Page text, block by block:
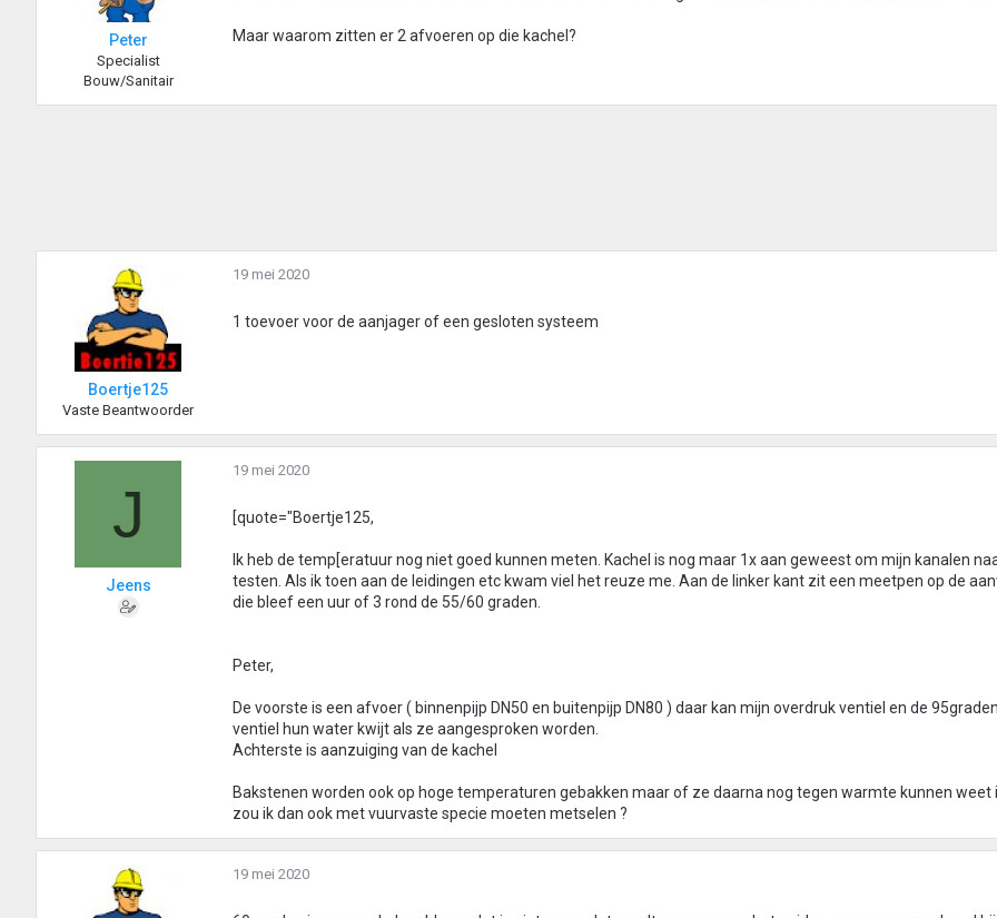
Peter
Specialist
Bouw/Sanitair
Maar waarom zitten er 2 afvoeren op die kachel?
Boertje125
Vaste Beantwoorder
19 mei 2020
1 toevoer voor de aanjager of een gesloten systeem
J
Jeens
19 mei 2020
[quote="Boertje125,
Ik heb de temp[eratuur nog niet goed kunnen meten. Kachel is nog maar 1x aan geweest om mijn kanalen
testen. Als ik toen aan de leidingen etc kwam viel het reuze me. Aan de linker kant zit een meetpen op de
die bleef een uur of 3 rond de 55/60 graden.
Peter,
De voorste is een afvoer ( binnenpijp DN50 en buitenpijp DN80 ) daar kan mijn overdruk ventiel en de
ventiel hun water kwijt als ze aangesproken worden.
Achterste is aanzuiging van de kachel
Bakstenen worden ook op hoge temperaturen gebakken maar of ze daarna nog tegen warmte kunnen weet
zou ik dan ook met vuurvaste specie moeten metselen ?
19 mei 2020